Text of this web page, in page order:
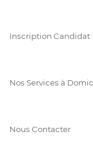
Inscription Candidat
Nos Services à
Nous Contacter